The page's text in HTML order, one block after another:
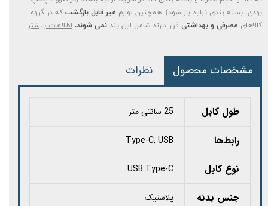
بودن، بسته بندی نباید باز شود). همچنین لوازم غیر قابل بازگشت که در گروه
کالاهای مصرفی و بهداشتی قرار دارند شامل این بند نمی شوند. اطلاعات بیشتر
مشخصات محصول نظرات
طول کابل 25 سانتی متر
رابط‌ها Type-C, USB
نوع کابل USB Type-C
جنس بدنه پلاستیک